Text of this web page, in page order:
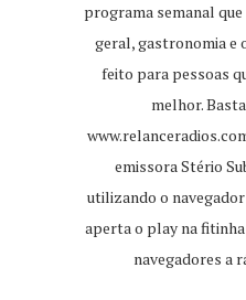
programa semanal
geral, gastronomia e
feito para pessoas
melhor.
emissora Stério
utilizando o
aperta o play na
navegadores a